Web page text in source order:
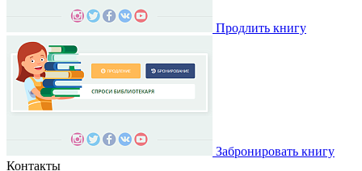
Продлить книгу
Забронировать книгу
Контакты